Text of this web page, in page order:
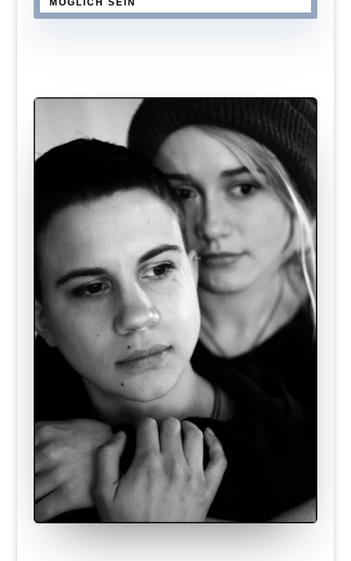
MÖGLICH SEIN